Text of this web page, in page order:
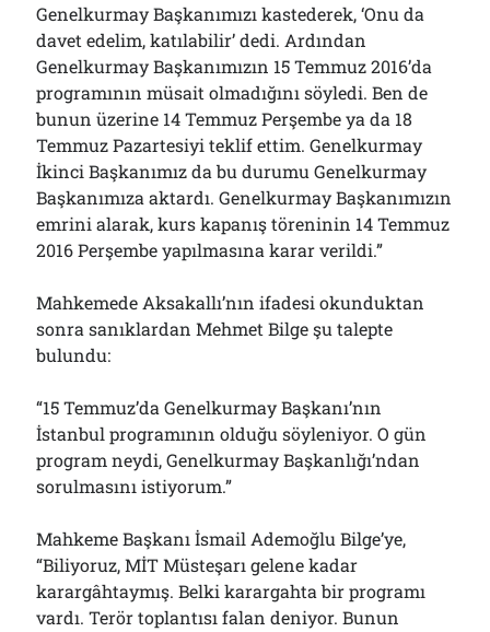
Genelkurmay Başkanımızı kastederek, ‘Onu da
davet edelim, katılabilir’ dedi. Ardından
Genelkurmay Başkanımızın 15 Temmuz 2016’da
programının müsait olmadığını söyledi. Ben de
bunun üzerine 14 Temmuz Perşembe ya da 18
Temmuz Pazartesiyi teklif ettim. Genelkurmay
İkinci Başkanımız da bu durumu Genelkurmay
Başkanımıza aktardı. Genelkurmay Başkanımızın
emrini alarak, kurs kapanış töreninin 14 Temmuz
2016 Perşembe yapılmasına karar verildi.”
Mahkemede Aksakallı’nın ifadesi okunduktan
sonra sanıklardan Mehmet Bilge şu talepte
bulundu:
“15 Temmuz’da Genelkurmay Başkanı’nın
İstanbul programının olduğu söyleniyor. O gün
program neydi, Genelkurmay Başkanlığı’ndan
sorulmasını istiyorum.”
Mahkeme Başkanı İsmail Ademoğlu Bilge’ye,
“Biliyoruz, MİT Müsteşarı gelene kadar
karargâhtaymış. Belki karargahta bir programı
vardı. Terör toplantısı falan deniyor. Bunun